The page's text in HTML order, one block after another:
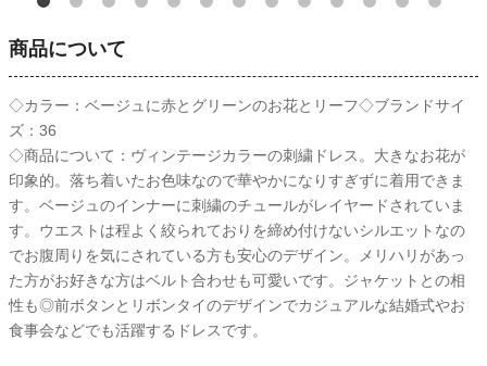
商品について
◇カラー：ベージュに赤とグリーンのお花とリーフ◇ブランドサイ
ズ：36
◇商品について：ヴィンテージカラーの刺繍ドレス。大きなお花が
印象的。落ち着いたお色味なので華やかになりすぎずに着用できま
す。ベージュのインナーに刺繍のチュールがレイヤードされていま
す。ウエストは程よく絞られておりを締め付けないシルエットなの
でお腹周りを気にされている方も安心のデザイン。メリハリがあっ
た方がお好きな方はベルト合わせも可愛いです。ジャケットとの相
性も◎前ボタンとリボンタイのデザインでカジュアルな結婚式やお
食事会などでも活躍するドレスです。